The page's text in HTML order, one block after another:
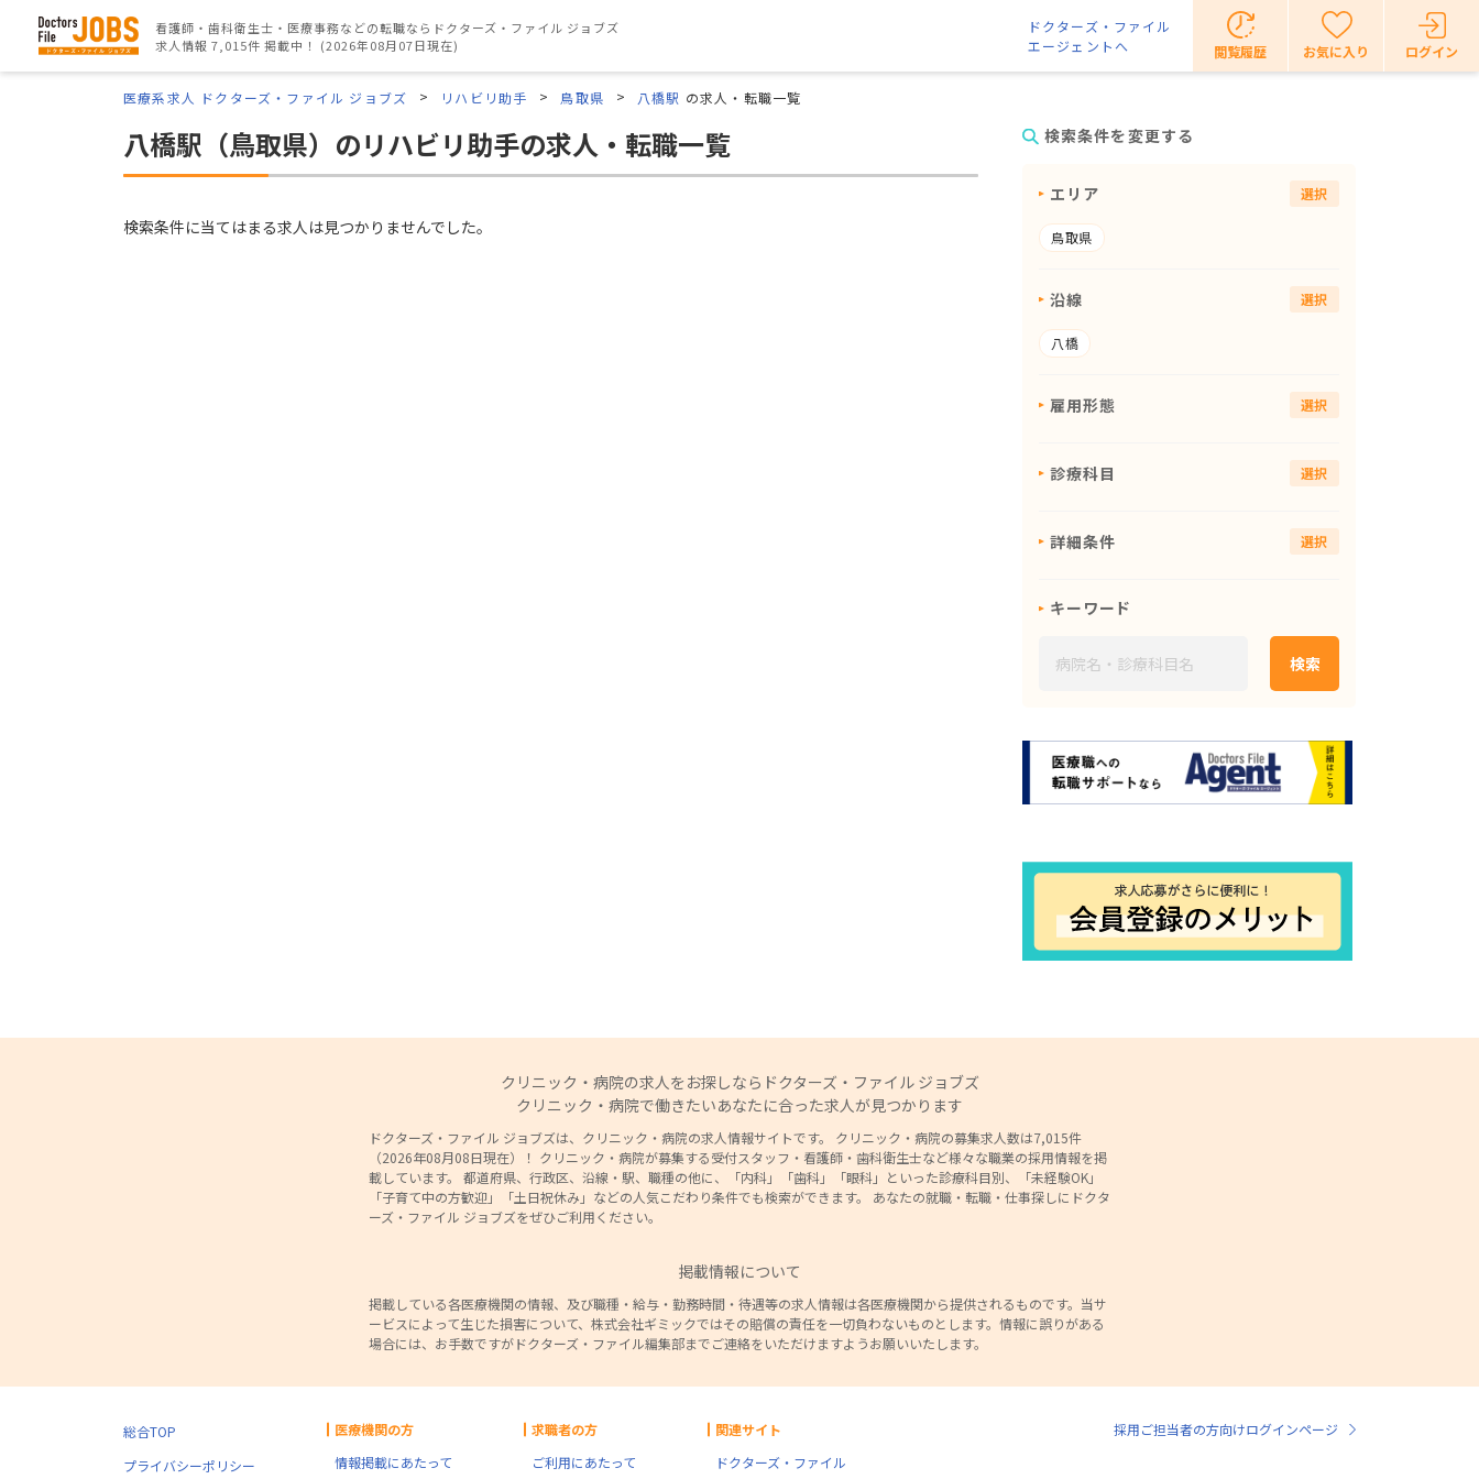
看護師・歯科衛生士・医療事務などの転職ならドクターズ・ファイル ジョブズ
求人情報 7,015件 掲載中！ (2026年08月07日現在)
ドクターズ・ファイル
エージェントへ
閲覧履歴 お気に入り ログイン
医療系求人 ドクターズ・ファイル ジョブズ リハビリ助手 鳥取県 八橋駅 の求人・転職一覧
八橋駅（鳥取県）のリハビリ助手の求人・転職一覧
検索条件に当てはまる求人は見つかりませんでした。
検索条件を変更する
エリア 選択
鳥取県
沿線 選択
八橋
雇用形態 選択
診療科目 選択
詳細条件 選択
キーワード
クリニック・病院の求人をお探しならドクターズ・ファイル ジョブズ
クリニック・病院で働きたいあなたに合った求人が見つかります
ドクターズ・ファイル ジョブズは、クリニック・病院の求人情報サイトです。 クリニック・病院の募集求人数は7,015件
（2026年08月08日現在）！ クリニック・病院が募集する受付スタッフ・看護師・歯科衛生士など様々な職業の採用情報を掲
載しています。 都道府県、行政区、沿線・駅、職種の他に、「内科」「歯科」「眼科」といった診療科目別、「未経験OK」
「子育て中の方歓迎」「土日祝休み」などの人気こだわり条件でも検索ができます。 あなたの就職・転職・仕事探しにドクタ
ーズ・ファイル ジョブズをぜひご利用ください。
掲載情報について
掲載している各医療機関の情報、及び職種・給与・勤務時間・待遇等の求人情報は各医療機関から提供されるものです。当サ
ービスによって生じた損害について、株式会社ギミックではその賠償の責任を一切負わないものとします。情報に誤りがある
場合には、お手数ですがドクターズ・ファイル編集部までご連絡をいただけますようお願いいたします。
総合TOP
プライバシーポリシー
医療機関の方
情報掲載にあたって
求職者の方
ご利用にあたって
関連サイト
ドクターズ・ファイル
採用ご担当者の方向けログインページ